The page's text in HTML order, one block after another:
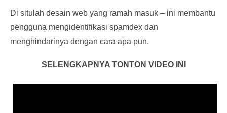
Di situlah desain web yang ramah masuk – ini membantu
pengguna mengidentifikasi spamdex dan
menghindarinya dengan cara apa pun.
SELENGKAPNYA TONTON VIDEO INI